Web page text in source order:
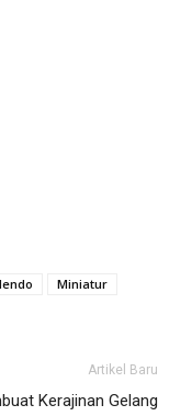
Miniatur
Artikel Baru
Kerajinan Gelang